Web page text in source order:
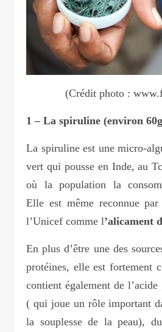
(Crédit photo :
1 – La spiruline (environ
La spiruline est une micro-
vert qui pousse en Inde, au
où la population la
Elle est même reconnue
l’Unicef comme l’alicament
En plus d’être une des
protéines, elle est fortement
contient également de
( qui joue un rôle important
la souplesse de la peau),